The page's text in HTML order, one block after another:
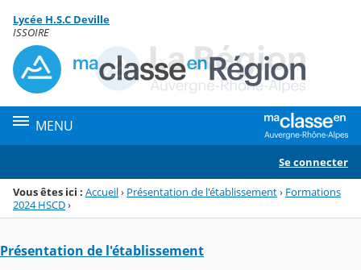
Menu de la rubrique
Contenu
Lycée H.S.C Deville
ISSOIRE
MENU
Se connecter
Vous êtes ici : Accueil› Présentation de l'établissement› Formations
2024 HSCD›
Présentation de l'établissement